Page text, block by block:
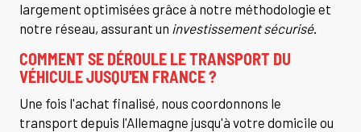
largement optimisées grâce à notre méthodologie et
notre réseau, assurant un investissement sécurisé.
COMMENT SE DÉROULE LE TRANSPORT DU
VÉHICULE JUSQU'EN FRANCE ?
Une fois l'achat finalisé, nous coordonnons le
transport depuis l'Allemagne jusqu'à votre domicile ou